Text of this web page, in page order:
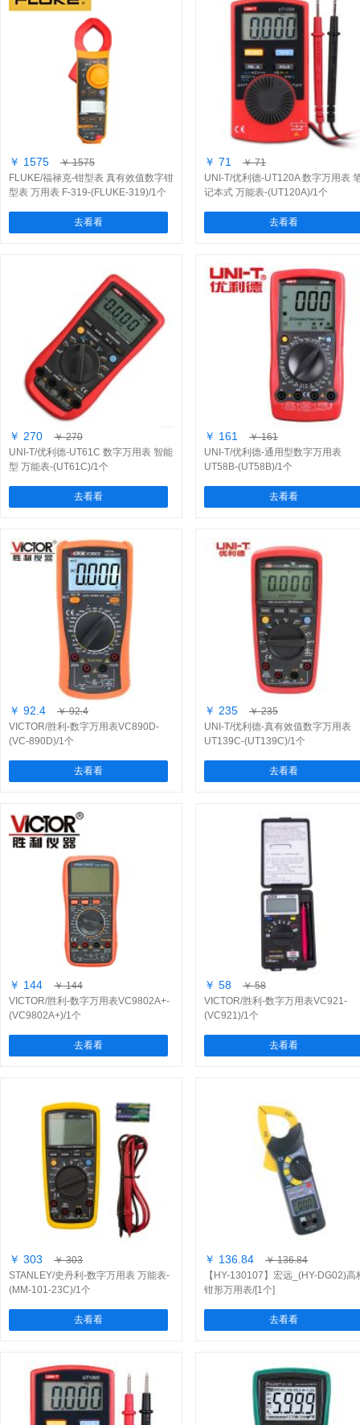
￥ 1575
￥ 1575
FLUKE/福禄克-钳型表 真有效值数字钳
型表 万用表 F-319-(FLUKE-319)/1个
去看看
￥ 71
￥ 71
UNI-T/优利德-UT120A 数字万用表
记本式 万能表-(UT120A)/1个
去看看
￥ 270
￥ 270
UNI-T/优利德-UT61C 数字万用表 智能
型 万能表-(UT61C)/1个
去看看
￥ 161
￥ 161
UNI-T/优利德-通用型数字万用表
UT58B-(UT58B)/1个
去看看
￥ 92.4
￥ 92.4
VICTOR/胜利-数字万用表VC890D-
(VC-890D)/1个
去看看
￥ 235
￥ 235
UNI-T/优利德-真有效值数字万用表
UT139C-(UT139C)/1个
去看看
￥ 144
￥ 144
VICTOR/胜利-数字万用表VC9802A+-
(VC9802A+)/1个
去看看
￥ 58
￥ 58
VICTOR/胜利-数字万用表VC921-
(VC921)/1个
去看看
￥ 303
￥ 303
STANLEY/史丹利-数字万用表 万能表-
(MM-101-23C)/1个
去看看
￥ 136.84
￥ 136.84
【HY-130107】宏远_(HY-DG02)高
钳形万用表/[1个]
去看看